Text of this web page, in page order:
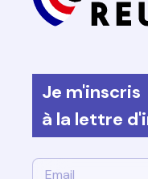
Je m'inscris
à la lettre
E-